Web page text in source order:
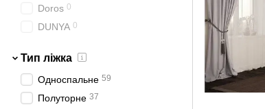
Doros 0
DUNYA 0
LuxeStudio
MiroMark 1
Novelty 15
Тип ліжка
Односпальне 59
Полуторне 37